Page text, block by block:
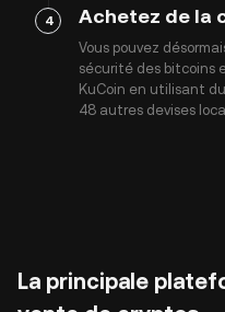
4 Achetez de la
Vous pouvez
sécurité des bitcoins
KuCoin en utilisant du
48 autres devises
La principale